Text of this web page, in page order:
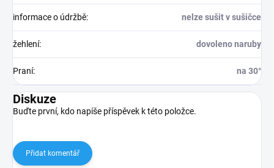
informace o údržbě: nelze sušit v sušičce
žehlení: dovoleno naruby
Praní: na 30°
Diskuze
Buďte první, kdo napíše příspěvek k této položce.
Přidat komentář